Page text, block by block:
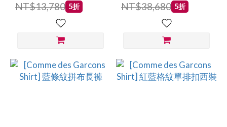
NT$13,780 5折
NT$38,680 5折